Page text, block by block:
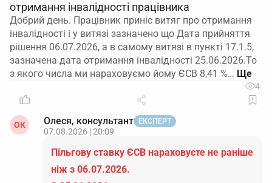
отримання інвалідності працівника
Добрий день. Працівник приніс витяг про отримання
інвалідності і у витязі зазначено що Дата прийняття
рішення 06.07.2026, а в самому витязі в пункті 17.1.5,
зазначена дата отримання інвалідності 25.06.2026.То
з якого числа ми нараховуємо йому ЄСВ 8,41 %…
4
ОК Олеся, консультант ЕКСПЕРТ
07.08.2026 | 20:09
Пільгову ставку ЄСВ нараховуєте не раніше
ніж з 06.07.2026.